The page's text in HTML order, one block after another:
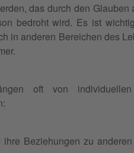
das durch den Glauben
bedroht wird. Es ist
in anderen Bereichen des
oft von individuellen
Beziehungen zu